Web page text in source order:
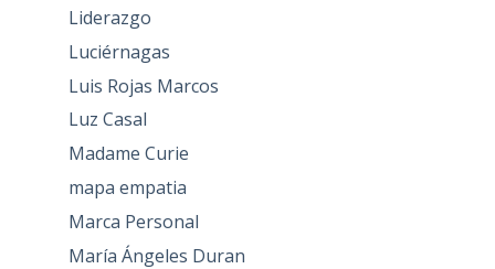
Liderazgo
Luciérnagas
Luis Rojas Marcos
Luz Casal
Madame Curie
mapa empatia
Marca Personal
María Ángeles Duran